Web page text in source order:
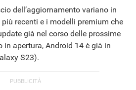
dell’aggiornamento variano in
recenti e i modelli premium che
già nel corso delle prossime
in apertura, Android 14 è già in
S23).